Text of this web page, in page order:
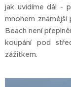
jak uvidíme dál -
mnohem známější
Beach není
koupání pod
zážitkem.